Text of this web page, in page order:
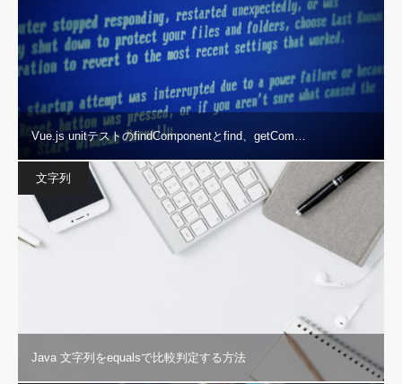
Vue.js unitテストのfindComponentとfind、getCom…
文字列
Java 文字列をequalsで比較判定する方法